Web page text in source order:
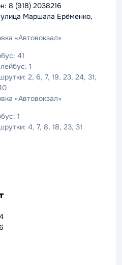
8 (918) 2038216
Маршала Ерёменко,
«Автовокзал»
41
1
2, 6, 7, 19, 23, 24, 31,
«Автовокзал»
1
4, 7, 8, 18, 23, 31